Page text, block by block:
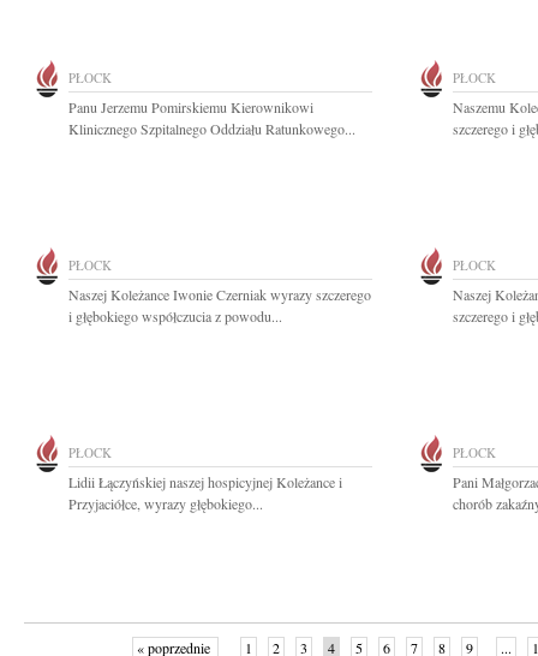
PŁOCK
Panu Jerzemu Pomirskiemu Kierownikowi
Klinicznego Szpitalnego Oddziału Ratunkowego...
PŁOCK
Naszemu
szczerego i
PŁOCK
Naszej Koleżance Iwonie Czerniak wyrazy szczerego
i głębokiego współczucia z powodu...
PŁOCK
Naszej
szczerego i
PŁOCK
Lidii Łączyńskiej naszej hospicyjnej Koleżance i
Przyjaciółce, wyrazy głębokiego...
PŁOCK
Pani
chorób
« poprzednie 1 2 3 4 5 6 7 8 9 ...